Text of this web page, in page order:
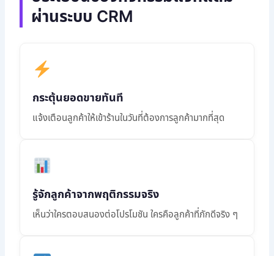
ผ่านระบบ CRM
กระตุ้นยอดขายทันที
แจ้งเตือนลูกค้าให้เข้าร้านในวันที่ต้องการลูกค้ามากที่สุด
รู้จักลูกค้าจากพฤติกรรมจริง
เห็นว่าใครตอบสนองต่อโปรโมชัน ใครคือลูกค้าที่ภักดีจริง ๆ